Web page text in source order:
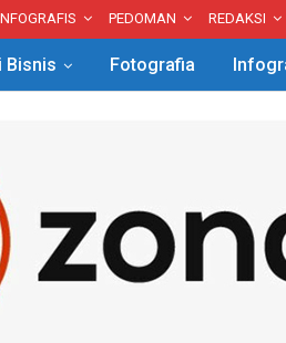
PEDOMAN REDAKSI
Bisnis Fotografia